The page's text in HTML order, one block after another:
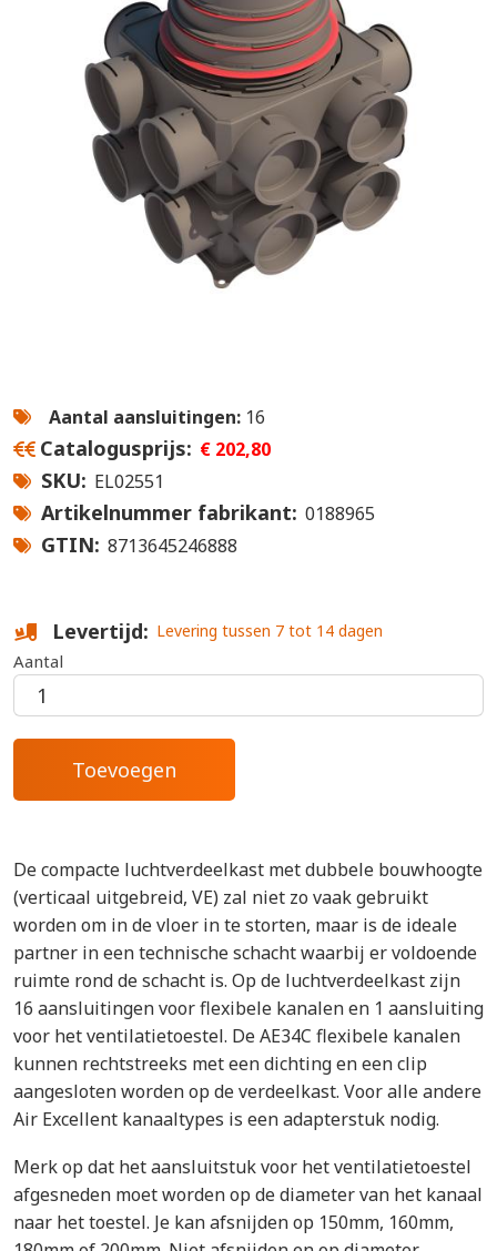
Aantal aansluitingen: 16
Catalogusprijs € 202,80
SKU EL02551
Artikelnummer fabrikant 0188965
GTIN 8713645246888
Levertijd Levering tussen 7 tot 14 dagen
Aantal
De compacte luchtverdeelkast met dubbele bouwhoogte
(verticaal uitgebreid, VE) zal niet zo vaak gebruikt
worden om in de vloer in te storten, maar is de ideale
partner in een technische schacht waarbij er voldoende
ruimte rond de schacht is. Op de luchtverdeelkast zijn
16 aansluitingen voor flexibele kanalen en 1 aansluiting
voor het ventilatietoestel. De AE34C flexibele kanalen
kunnen rechtstreeks met een dichting en een clip
aangesloten worden op de verdeelkast. Voor alle andere
Air Excellent kanaaltypes is een adapterstuk nodig.
Merk op dat het aansluitstuk voor het ventilatietoestel
afgesneden moet worden op de diameter van het kanaal
naar het toestel. Je kan afsnijden op 150mm, 160mm,